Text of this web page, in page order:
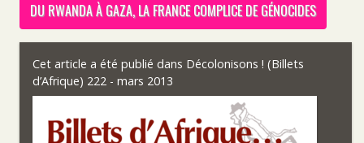
DU RWANDA À GAZA, LA FRANCE COMPLICE DE GÉNOCIDES
Cet article a été publié dans Décolonisons ! (Billets
d’Afrique) 222 - mars 2013